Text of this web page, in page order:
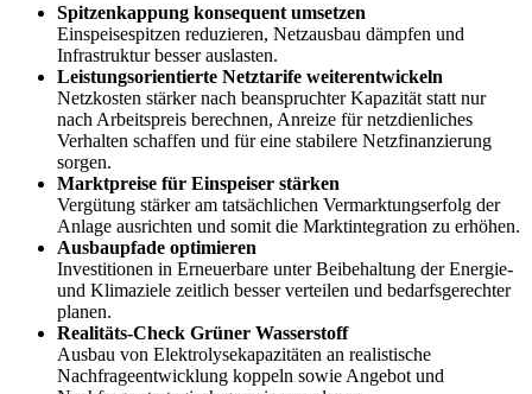
Spitzenkappung konsequent umsetzen
Einspeisespitzen reduzieren, Netzausbau dämpfen und
Infrastruktur besser auslasten.
Leistungsorientierte Netztarife weiterentwickeln
Netzkosten stärker nach beanspruchter Kapazität statt nur
nach Arbeitspreis berechnen, Anreize für netzdienliches
Verhalten schaffen und für eine stabilere Netzfinanzierung
sorgen.
Marktpreise für Einspeiser stärken
Vergütung stärker am tatsächlichen Vermarktungserfolg der
Anlage ausrichten und somit die Marktintegration zu erhöhen.
Ausbaupfade optimieren
Investitionen in Erneuerbare unter Beibehaltung der Energie-
und Klimaziele zeitlich besser verteilen und bedarfsgerechter
planen.
Realitäts-Check Grüner Wasserstoff
Ausbau von Elektrolysekapazitäten an realistische
Nachfrageentwicklung koppeln sowie Angebot und